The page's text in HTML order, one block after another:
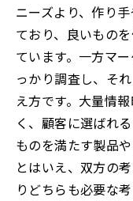
ニーズより、作り
ており、良いもの
ています。一方マ
っかり調査し、そ
え方です。大量情
く、顧客に選ばれ
ものを満たす製品
とはいえ、双方の
りどちらも必要な